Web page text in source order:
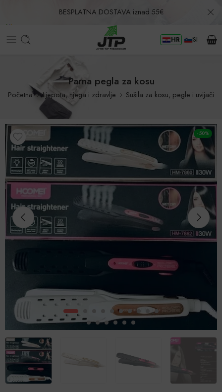
BESPLATNA DOSTAVA iznad 55€
Povrat u roku od 30 dana! HR SI
Parna pegla za kosu
Početna Ljepota, njega i zdravlje Sušila za kosu, pegle i uvijači
-50%